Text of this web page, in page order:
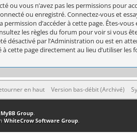
ou vous n’avez pas les permissions pour
ou enregistré. Connectez-vous et
permission d’accéder à cette page. Êtes-
les règles du forum pour voir si vous
désactivé par l’Administration ou est en
à cette page directement au lieu d’utiliser
en haut Version bas-débit (Archivé)
MyBB Group.
WhiteCrow Software Group.